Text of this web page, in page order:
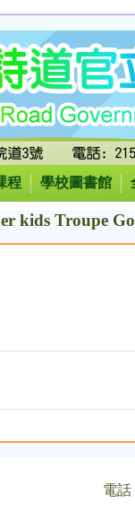
程 學校圖書館
kids Troupe
電話